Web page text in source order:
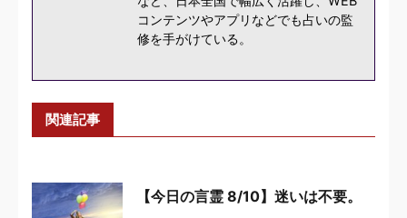
コンテンツやアプリなどでも占いの監
修を手がけている。
関連記事
【今日の言霊 8/10】迷いは不要。